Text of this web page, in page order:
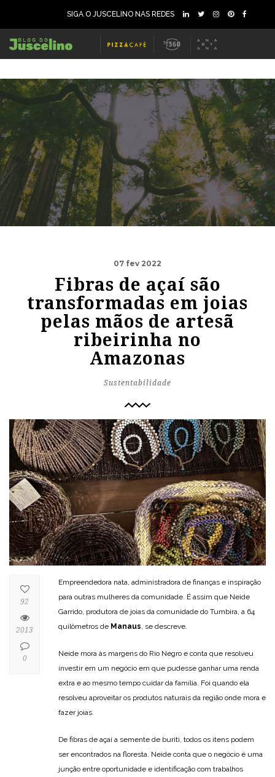
SIGA O JUSCELINO NAS REDES
07 fev 2022
Fibras de açaí são
transformadas em joias
pelas mãos de artesã
ribeirinha no
Amazonas
Sustentabilidade
Empreendedora nata, administradora de finanças e inspiração
para outras mulheres da comunidade. É assim que Neide
Garrido, produtora de joias da comunidade do Tumbira, a 64
quilômetros de Manaus, se descreve.
Neide mora às margens do Rio Negro e conta que resolveu
investir em um negócio em que pudesse ganhar uma renda
extra e ao mesmo tempo cuidar da família. Foi quando ela
resolveu aproveitar os produtos naturais da região onde mora e
fazer joias.
De fibras de açaí a semente de buriti, todos os itens podem
ser encontrados na floresta. Neide conta que o negócio é uma
junção entre oportunidade e identificação com trabalhos
92
2013
0